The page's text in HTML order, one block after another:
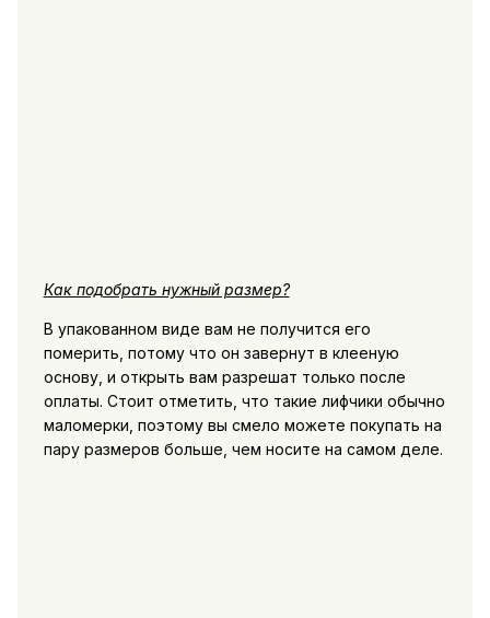
Как подобрать нужный размер?
В упакованном виде вам не получится его
померить, потому что он завернут в клееную
основу, и открыть вам разрешат только после
оплаты. Стоит отметить, что такие лифчики обычно
маломерки, поэтому вы смело можете покупать на
пару размеров больше, чем носите на самом деле.